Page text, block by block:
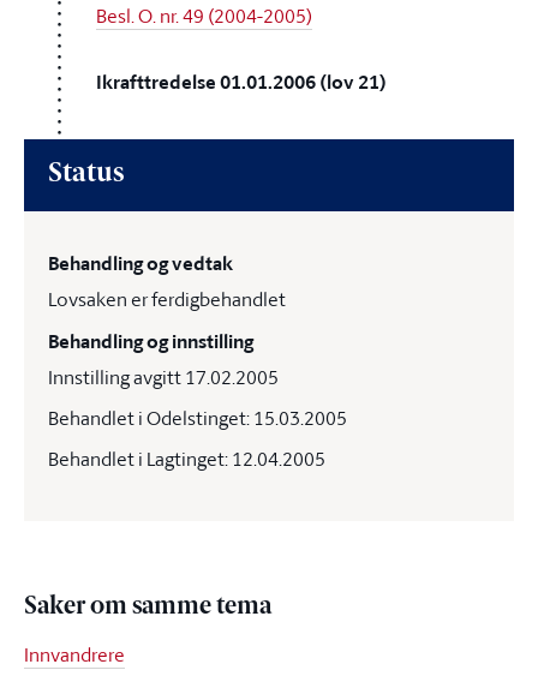
Besl. O. nr. 49 (2004-2005)
Ikrafttredelse 01.01.2006 (lov 21)
Status
Behandling og vedtak
Lovsaken er ferdigbehandlet
Behandling og innstilling
Innstilling avgitt 17.02.2005
Behandlet i Odelstinget: 15.03.2005
Behandlet i Lagtinget: 12.04.2005
Saker om samme tema
Innvandrere